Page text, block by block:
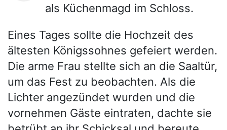
als Küchenmagd im Schloss.
Eines Tages sollte die Hochzeit des
ältesten Königssohnes gefeiert werden.
Die arme Frau stellte sich an die Saaltür,
um das Fest zu beobachten. Als die
Lichter angezündet wurden und die
vornehmen Gäste eintraten, dachte sie